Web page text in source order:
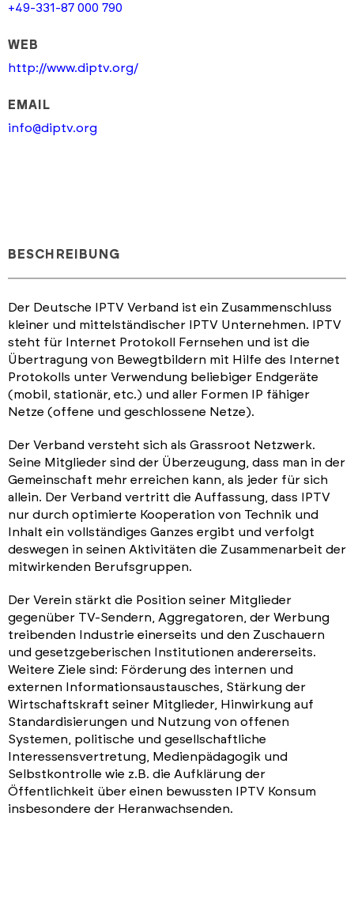
+49-331-87 000 790
WEB
http://www.diptv.org/
EMAIL
info@diptv.org
BESCHREIBUNG
Der Deutsche IPTV Verband ist ein Zusammenschluss
kleiner und mittelständischer IPTV Unternehmen. IPTV
steht für Internet Protokoll Fernsehen und ist die
Übertragung von Bewegtbildern mit Hilfe des Internet
Protokolls unter Verwendung beliebiger Endgeräte
(mobil, stationär, etc.) und aller Formen IP fähiger
Netze (offene und geschlossene Netze).
Der Verband versteht sich als Grassroot Netzwerk.
Seine Mitglieder sind der Überzeugung, dass man in der
Gemeinschaft mehr erreichen kann, als jeder für sich
allein. Der Verband vertritt die Auffassung, dass IPTV
nur durch optimierte Kooperation von Technik und
Inhalt ein vollständiges Ganzes ergibt und verfolgt
deswegen in seinen Aktivitäten die Zusammenarbeit der
mitwirkenden Berufsgruppen.
Der Verein stärkt die Position seiner Mitglieder
gegenüber TV-Sendern, Aggregatoren, der Werbung
treibenden Industrie einerseits und den Zuschauern
und gesetzgeberischen Institutionen andererseits.
Weitere Ziele sind: Förderung des internen und
externen Informationsaustausches, Stärkung der
Wirtschaftskraft seiner Mitglieder, Hinwirkung auf
Standardisierungen und Nutzung von offenen
Systemen, politische und gesellschaftliche
Interessensvertretung, Medienpädagogik und
Selbstkontrolle wie z.B. die Aufklärung der
Öffentlichkeit über einen bewussten IPTV Konsum
insbesondere der Heranwachsenden.